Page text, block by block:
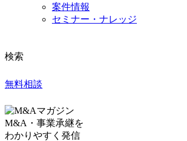
案件情報
セミナー・ナレッジ
検索
無料相談
M&A・事業承継を
わかりやすく発信